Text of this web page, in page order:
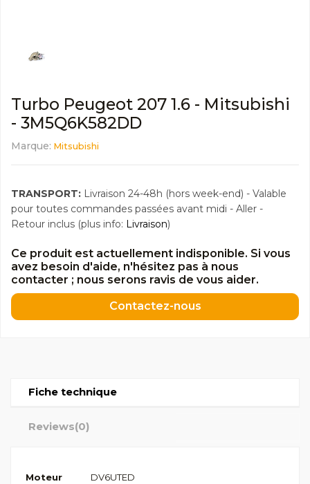
Turbo Peugeot 207 1.6 - Mitsubishi
- 3M5Q6K582DD
Marque: Mitsubishi
TRANSPORT: Livraison 24-48h (hors week-end) - Valable
pour toutes commandes passées avant midi - Aller -
Retour inclus (plus info: Livraison)
Ce produit est actuellement indisponible. Si vous
avez besoin d'aide, n'hésitez pas à nous
contacter ; nous serons ravis de vous aider.
Contactez-nous
Fiche technique
Reviews(0)
Moteur DV6UTED